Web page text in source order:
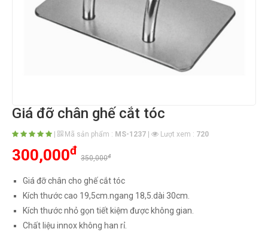
Giá đỡ chân ghế cắt tóc
Mã sản phẩm : MS-1237 Lượt xem : 720
300,000đ
350,000đ
Giá đỡ chân cho ghế cắt tóc
Kích thước cao 19,5cm.ngang 18,5.dài 30cm.
Kích thước nhỏ gọn tiết kiệm được không gian.
Chất liệu innox không han rỉ.